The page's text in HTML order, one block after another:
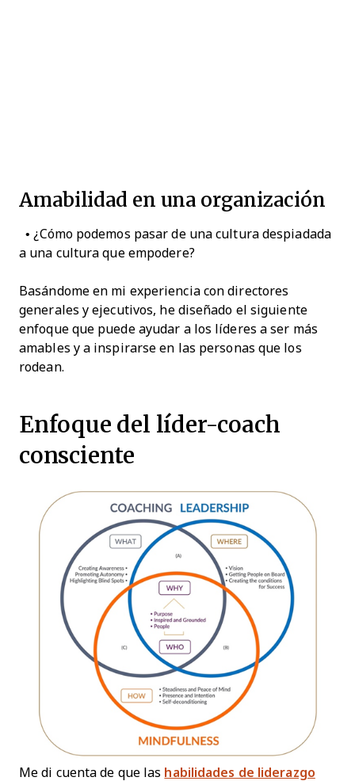
Amabilidad en una organización
• ¿Cómo podemos pasar de una cultura despiadada
a una cultura que empodere?
Basándome en mi experiencia con directores
generales y ejecutivos, he diseñado el siguiente
enfoque que puede ayudar a los líderes a ser más
amables y a inspirarse en las personas que los
rodean.
Enfoque del líder-coach
consciente
Me di cuenta de que las habilidades de liderazgo